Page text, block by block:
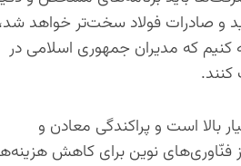
و صادرات فولاد سخت‌تر خواهد شد،
کنیم که مدیران جمهوری اسلامی در
کنند.
بالا است و پراکندگی معادن و
فنّاوری‌های نوین برای کاهش